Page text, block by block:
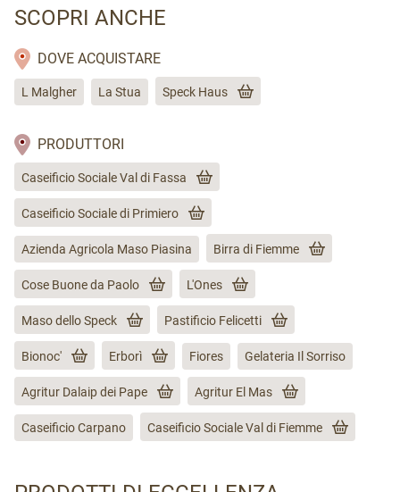
SCOPRI ANCHE
DOVE ACQUISTARE
L Malgher La Stua Speck Haus
PRODUTTORI
Caseificio Sociale Val di Fassa
Caseificio Sociale di Primiero
Azienda Agricola Maso Piasina Birra di Fiemme
Cose Buone da Paolo L'Ones
Maso dello Speck Pastificio Felicetti
Bionoc' Erborì Fiores Gelateria Il Sorriso
Agritur Dalaip dei Pape Agritur El Mas
Caseificio Carpano Caseificio Sociale Val di Fiemme